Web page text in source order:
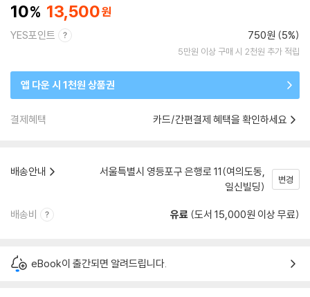
10 13,500
YES포인트 750원 (5%)
5만원 이상 구매 시 2천원 추가 적립
앱 다운 시 1천원 상품권
결제혜택 카드/간편결제 혜택을 확인하세요
배송안내
서울특별시 영등포구 은행로 11(여의도동,
일신빌딩)
변경
배송비 유료 (도서 15,000원 이상 무료)
eBook이 출간되면 알려드립니다.